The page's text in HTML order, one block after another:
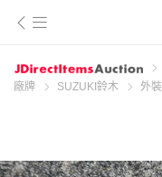
廠牌
SUZUKI鈴木 外裝